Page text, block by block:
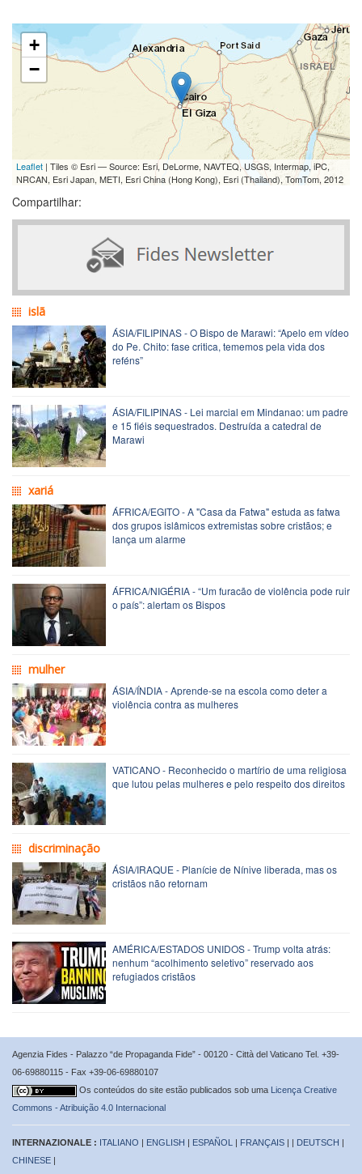
+
−
Leaflet | Tiles © Esri — Source: Esri, DeLorme, NAVTEQ, USGS, Intermap, iPC,
NRCAN, Esri Japan, METI, Esri China (Hong Kong), Esri (Thailand), TomTom, 2012
Compartilhar:
islã
ÁSIA/FILIPINAS - O Bispo de Marawi: “Apelo em vídeo
do Pe. Chito: fase critica, tememos pela vida dos
reféns”
ÁSIA/FILIPINAS - Lei marcial em Mindanao: um padre
e 15 fiéis sequestrados. Destruída a catedral de
Marawi
xariá
ÁFRICA/EGITO - A "Casa da Fatwa" estuda as fatwa
dos grupos islâmicos extremistas sobre cristãos; e
lança um alarme
ÁFRICA/NIGÉRIA - “Um furacão de violência pode ruir
o país”: alertam os Bispos
mulher
ÁSIA/ÍNDIA - Aprende-se na escola como deter a
violência contra as mulheres
VATICANO - Reconhecido o martírio de uma religiosa
que lutou pelas mulheres e pelo respeito dos direitos
discriminação
ÁSIA/IRAQUE - Planície de Nínive liberada, mas os
cristãos não retornam
AMÉRICA/ESTADOS UNIDOS - Trump volta atrás:
nenhum “acolhimento seletivo” reservado aos
refugiados cristãos
Agenzia Fides - Palazzo “de Propaganda Fide” - 00120 - Città del Vaticano Tel. +39-
06-69880115 - Fax +39-06-69880107
Os conteúdos do site estão publicados sob uma Licença Creative
Commons - Atribuição 4.0 Internacional
INTERNAZIONALE : ITALIANO | ENGLISH | ESPAÑOL | FRANÇAIS | | DEUTSCH |
CHINESE |